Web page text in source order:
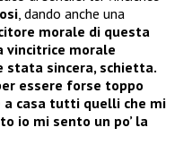
, dando anche una
morale di questa
vincitrice morale
stata sincera, schietta.
essere forse toppo
a casa tutti quelli che mi
io mi sento un po’ la